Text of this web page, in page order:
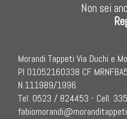
Non sei
Morandi Tappeti Via Duchi e
PI 01052160338 CF
N.111989/1996.
Tel. 0523 / 824453 - Cell.